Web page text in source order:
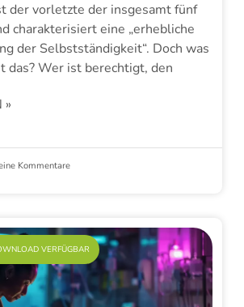
der vorletzte der insgesamt fünf
charakterisiert eine „erhebliche
der Selbstständigkeit“. Doch was
das? Wer ist berechtigt, den
»
Kommentare
VERFÜGBAR